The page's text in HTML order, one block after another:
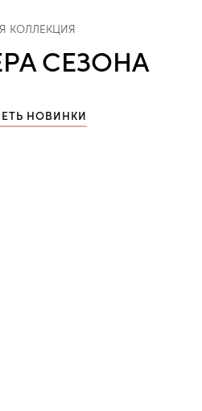
КОЛЛЕКЦИЯ
СЕЗОНА
НОВИНКИ